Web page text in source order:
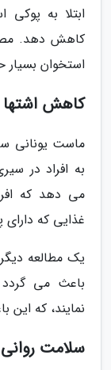
ابتلا به پوکی
کاهش دهد.
استخوان
کاهش
ماست یونانی
به افراد در
می دهد که
غذایی که دارای
یک مطالعه
باعث می
نمایند، که
سلامت روانی